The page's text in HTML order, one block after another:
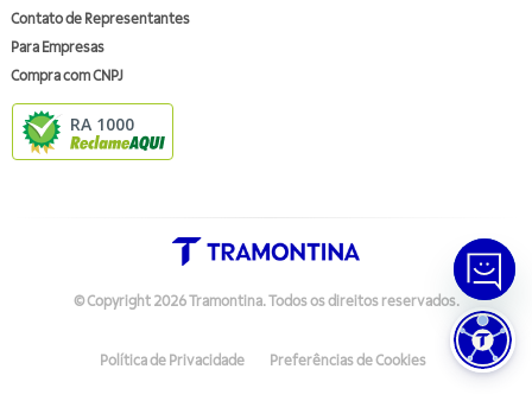
Contato de Representantes
Para Empresas
Compra com CNPJ
RA 1000
Política de Privacidade Preferências de Cookies
© Copyright 2026Tramontina.Todos os direitos reservados.